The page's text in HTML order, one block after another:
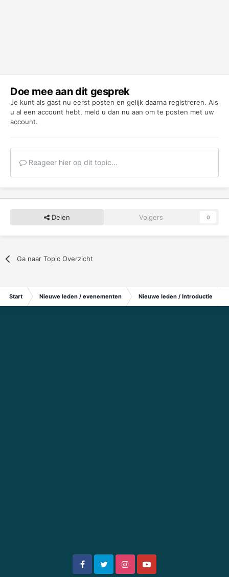
Doe mee aan dit gesprek
Je kunt als gast nu eerst posten en gelijk daarna registreren. Als
u al een account hebt, meld u dan nu aan om te posten met uw
account.
Reageer hier op dit topic...
Delen Volgers 0
Ga naar Topic Overzicht
Start Nieuwe leden / evenementen Nieuwe leden / Introductie